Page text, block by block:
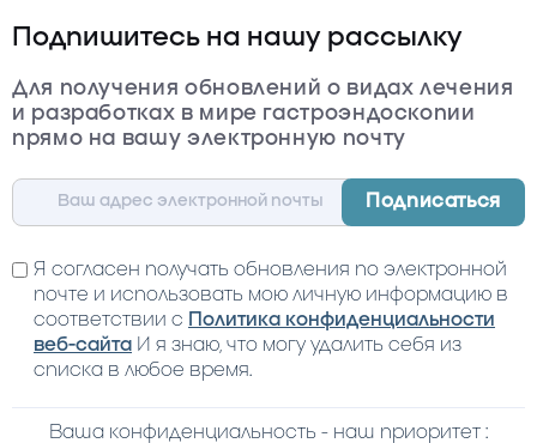
Подпишитесь на нашу рассылку
Для получения обновлений о видах лечения
и разработках в мире гастроэндоскопии
прямо на вашу электронную почту
Я согласен получать обновления по электронной
почте и использовать мою личную информацию в
соответствии с Политика конфиденциальности
веб-сайта И я знаю, что могу удалить себя из
списка в любое время.
Ваша конфиденциальность - наш приоритет :